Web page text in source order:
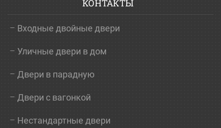
КОНТАКТЫ
Входные двойные двери
Уличные двери в дом
Двери в парадную
Двери с вагонкой
Нестандартные двери